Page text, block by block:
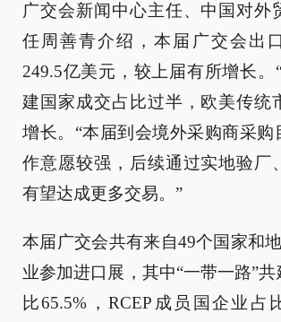
广交会新闻中心主任、中国对外
任周善青介绍，本届广交会出
249.5亿美元，较上届有所增长。
建国家成交占比过半，欧美传统
增长。“本届到会境外采购商采购
作意愿较强，后续通过实地验厂
有望达成更多交易。”
本届广交会共有来自49个国家和
业参加进口展，其中“一带一路”
比65.5%，RCEP成员国企业占